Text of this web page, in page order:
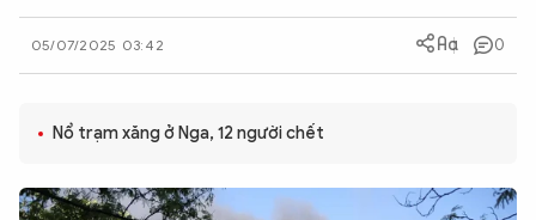
PHÁP LUẬT
QUỐC TẾ
05/07/2025 03:42 0
Nổ trạm xăng ở Nga, 12 người chết